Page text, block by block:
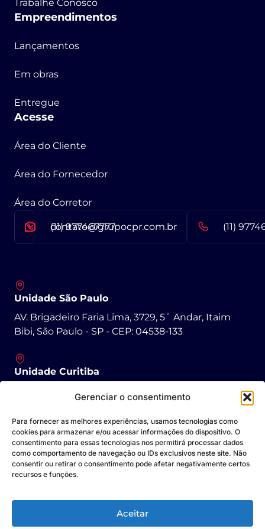
Gerenciar o consentimento
Para fornecer as melhores experiências, usamos tecnologias como
cookies para armazenar e/ou acessar informações do dispositivo. O
consentimento para essas tecnologias nos permitirá processar dados
como comportamento de navegação ou IDs exclusivos neste site. Não
consentir ou retirar o consentimento pode afetar negativamente certos
recursos e funções.
Aceitar
contato@grupocpr.com.br
(11) 977467777 (11)
Trabalhe Conosco
Empreendimentos
Lançamentos
Em obras
Entregue
Acesse
Área do Cliente
Área do Fornecedor
Área do Corretor
Unidade São Paulo
AV. Brigadeiro Faria Lima, 3729, 5˚ Andar, Itaim
Bibi, São Paulo - SP - CEP: 04538-133
Unidade Curitiba
R. Padre Agostinho, 1431 - São Francisco, Curitiba -
PR - CEP: 80430-050
Unidade Goiânia
Av. Dep. Jamel Cecílio, 3300 - Jardim Goiás, Goiânia
- GO - CEP: 74085-580